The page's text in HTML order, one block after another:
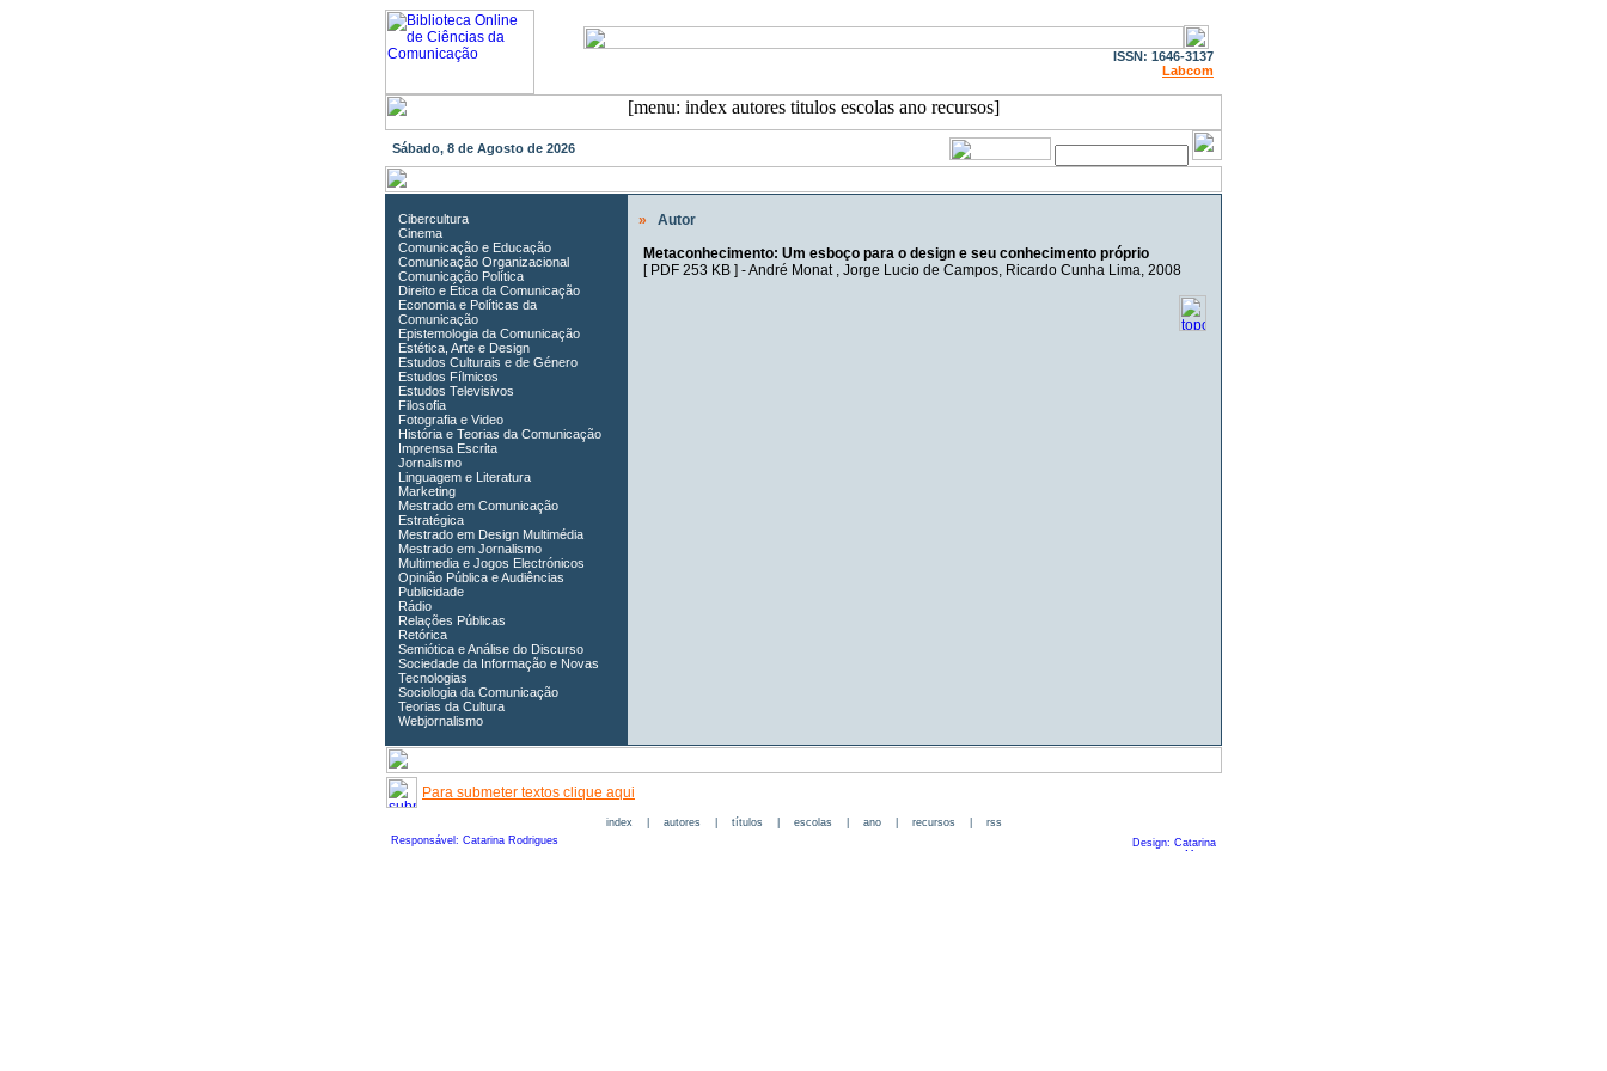
ISSN: 1646-3137
Labcom
Sábado, 8 de Agosto de 2026
Cibercultura
Cinema
Comunicação e Educação
Comunicação Organizacional
Comunicação Política
Direito e Ética da Comunicação
Economia e Políticas da
Comunicação
Epistemologia da Comunicação
Estética, Arte e Design
Estudos Culturais e de Género
Estudos Fílmicos
Estudos Televisivos
Filosofia
Fotografia e Video
História e Teorias da Comunicação
Imprensa Escrita
Jornalismo
Linguagem e Literatura
Marketing
Mestrado em Comunicação
Estratégica
Mestrado em Design Multimédia
Mestrado em Jornalismo
Multimedia e Jogos Electrónicos
Opinião Pública e Audiências
Publicidade
Rádio
Relações Públicas
Retórica
Semiótica e Análise do Discurso
Sociedade da Informação e Novas
Tecnologias
Sociologia da Comunicação
Teorias da Cultura
Webjornalismo
»
Autor
Metaconhecimento: Um esboço para o design e seu conhecimento próprio
[ PDF 253 KB] -André Monat , Jorge Lucio de Campos, Ricardo Cunha Lima, 2008
Para submeter textos clique aqui
index| autores| títulos| escolas| ano| recursos| rss